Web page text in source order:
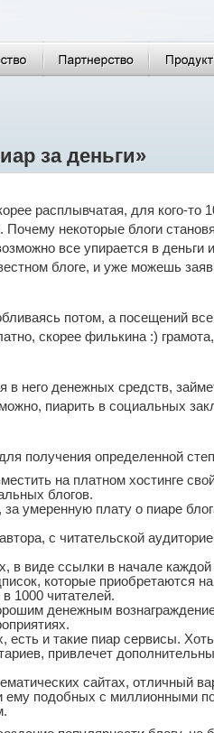
за деньги»
расплывчатая, для кого-то
Почему некоторые блоги
все упирается в
блоге, и уже можешь
потом, а посещений
скорее филькина :)
в него денежных средств,
пиарить в социальных
получения определенной
на платном хостинге
блогов.
за умеренную плату о пиаре
с читательской
в виде ссылки в начале
которые приобретаются
1000 читателей.
денежным
есть и такие пиар сервисы.
привлечет
сайтах, отличный
подобных с миллионными